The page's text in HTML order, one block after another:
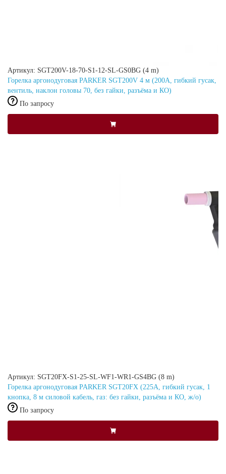
Артикул: SGT200V-18-70-S1-12-SL-GS0BG (4 m)
Горелка аргонодуговая PARKER SGT200V 4 м (200А, гибкий гусак,
вентиль, наклон головы 70, без гайки, разъёма и КО)
По запросу
Артикул: SGT20FX-S1-25-SL-WF1-WR1-GS4BG (8 m)
Горелка аргонодуговая PARKER SGT20FX (225A, гибкий гусак, 1
кнопка, 8 м силовой кабель, газ: без гайки, разъёма и КО, ж/о)
По запросу